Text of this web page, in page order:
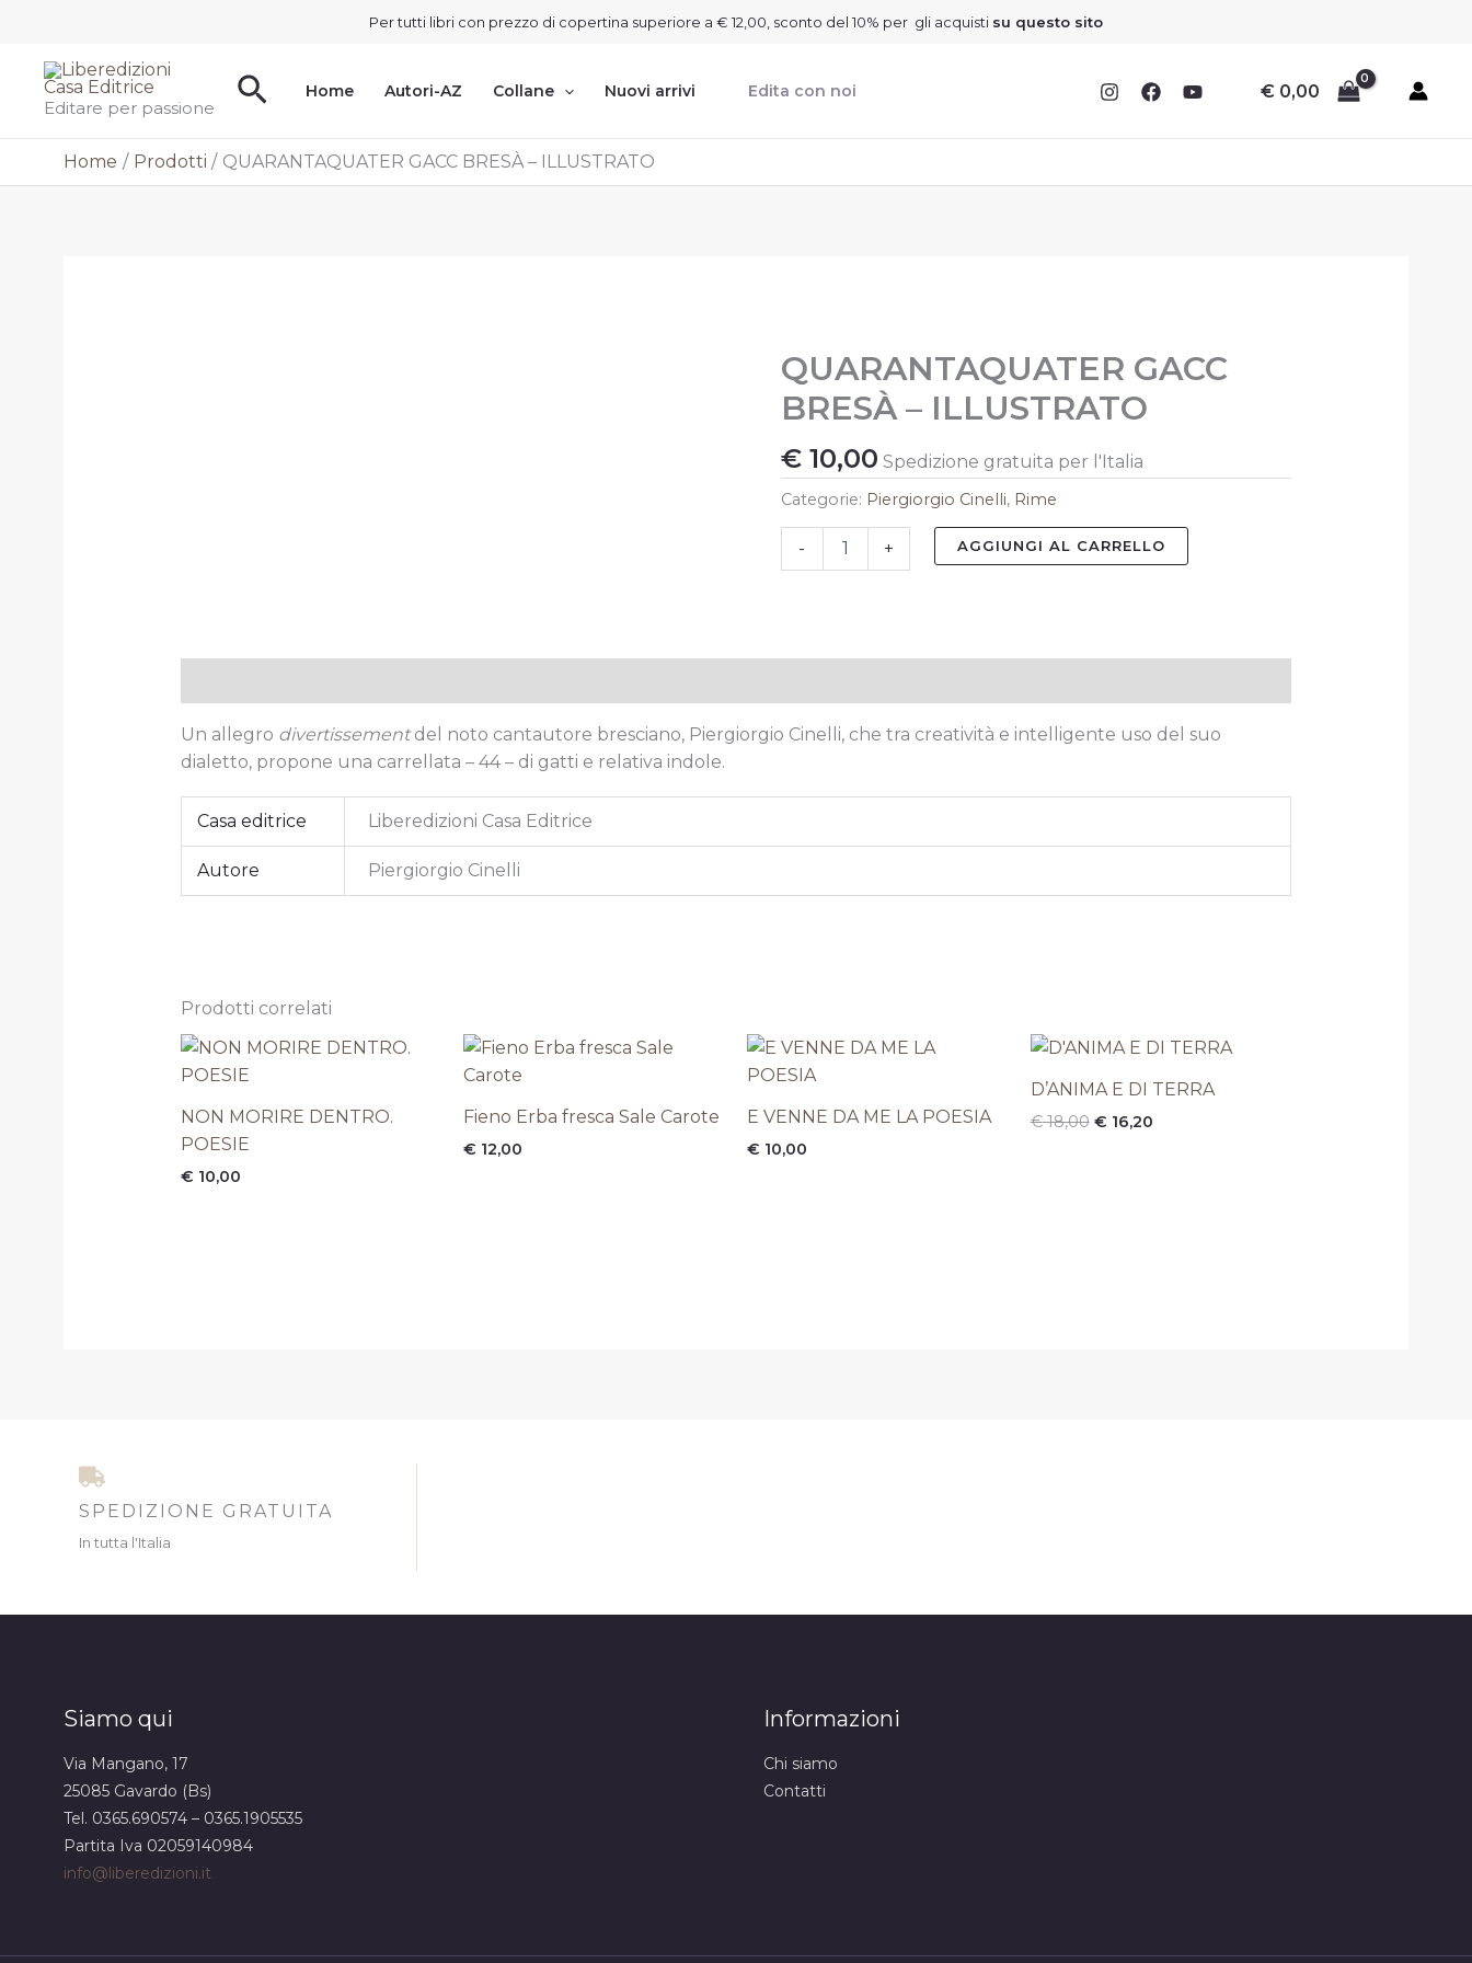
contenuto
Per tutti libri con prezzo di copertina superiore a € 12,00, sconto del 10% per gli acquisti su questo sito
Editare per passione CercaHome Autori-AZ Collane Nuovi arrivi Edita con noi € 0,00
Home Prodotti QUARANTAQUATER GACC BRESÀ – ILLUSTRATO
QUARANTAQUATER GACC
BRESÀ – ILLUSTRATO
€10,00 Spedizione gratuita per l'Italia
Categorie: Piergiorgio Cinelli, Rime
-
QUARANTAQUATER
GACC
BRESÀ
-
ILLUSTRATO
quantità
+ AGGIUNGI AL CARRELLO
Un allegro divertissementdel noto cantautore bresciano, Piergiorgio Cinelli, che tra creatività e intelligente uso del suo
dialetto, propone una carrellata – 44 – di gatti e relativa indole.
Casa editrice Liberedizioni Casa Editrice
Autore Piergiorgio Cinelli
Prodotti correlati
NON MORIRE DENTRO.
POESIE
€ 10,00
Fieno Erba fresca Sale Carote
€ 12,00
E VENNE DA ME LA POESIA
€ 10,00
D’ANIMA E DI TERRA
€18,00
Il
originale
era:
€ 18,00.
€ 16,20
Il
attuale
è:
€ 16,20.
SPEDIZIONE GRATUITA
In tutta l'Italia
Siamo qui
Via Mangano, 17
25085 Gavardo (Bs)
Tel. 0365.690574 – 0365.1905535
Partita Iva 02059140984
info@liberedizioni.it
Informazioni
Chi siamo
Contatti